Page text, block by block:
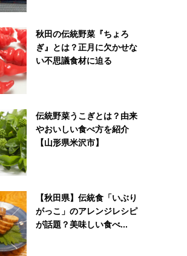
秋田の伝統野菜『ちょろ
ぎ』とは？正月に欠かせな
い不思議食材に迫る
伝統野菜うこぎとは？由来
やおいしい食べ方を紹介
【山形県米沢市】
【秋田県】伝統食「いぶり
がっこ」のアレンジレシピ
が話題？美味しい食べ...